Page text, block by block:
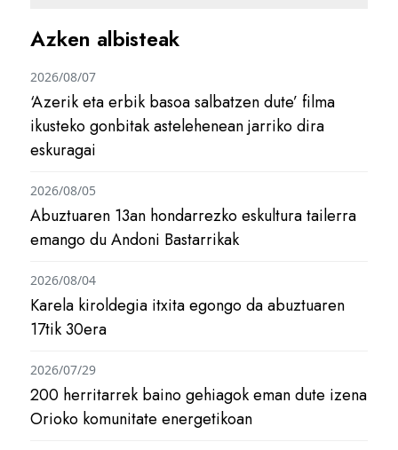
Azken albisteak
‘Azerik eta erbik basoa salbatzen dute’ filma
ikusteko gonbitak astelehenean jarriko dira
eskuragai
2026/08/07
Abuztuaren 13an hondarrezko eskultura tailerra
emango du Andoni Bastarrikak
2026/08/05
Karela kiroldegia itxita egongo da abuztuaren
17tik 30era
2026/08/04
200 herritarrek baino gehiagok eman dute izena
Orioko komunitate energetikoan
2026/07/29